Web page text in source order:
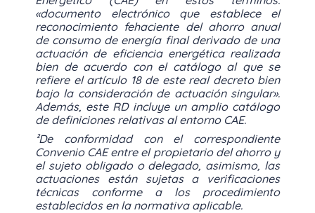
«documento electrónico que establece el
reconocimiento fehaciente del ahorro anual
de consumo de energía final derivado de una
actuación de eficiencia energética realizada
bien de acuerdo con el catálogo al que se
refiere el artículo 18 de este real decreto bien
bajo la consideración de actuación singular».
Además, este RD incluye un amplio catálogo
de definiciones relativas al entorno CAE.
²De conformidad con el correspondiente
Convenio CAE entre el propietario del ahorro y
el sujeto obligado o delegado, asimismo, las
actuaciones están sujetas a verificaciones
técnicas conforme a los procedimiento
establecidos en la normativa aplicable.